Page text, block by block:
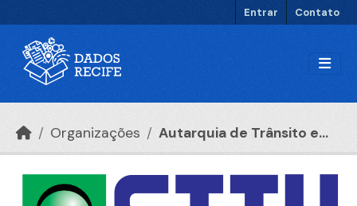
Entrar Contato
Organizações Autarquia de Trânsito e...